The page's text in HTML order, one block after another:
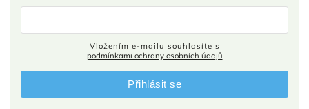
podmínkami ochrany osobních údajů
Přihlásit se